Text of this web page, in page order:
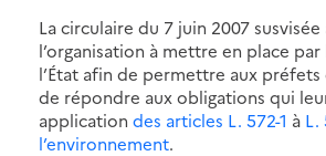
La circulaire du 7 juin 2007 susvisée
l’organisation à mettre en place par
l’État afin de permettre aux
de répondre aux obligations qui
application des articles L. 572-1 à L.
l’environnement.